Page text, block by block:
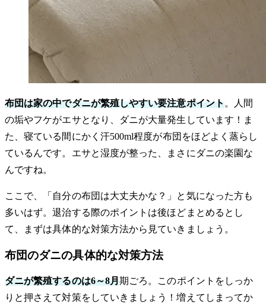
布団は家の中でダニが繁殖しやすい要注意ポイント。人間
の垢やフケがエサとなり、ダニが大量発生しています！ま
た、寝ている間にかく汗500ml程度が布団をほどよく蒸らし
ているんです。エサと湿度が整った、まさにダニの楽園な
んですね。
ここで、「自分の布団は大丈夫かな？」と気になった方も
多いはず。退治する際のポイントは後ほどまとめるとし
て、まずは具体的な対策方法から見ていきましょう。
布団のダニの具体的な対策方法
ダニが繁殖するのは6～8月期ごろ。このポイントをしっか
りと押さえて対策をしていきましょう！増えてしまってか